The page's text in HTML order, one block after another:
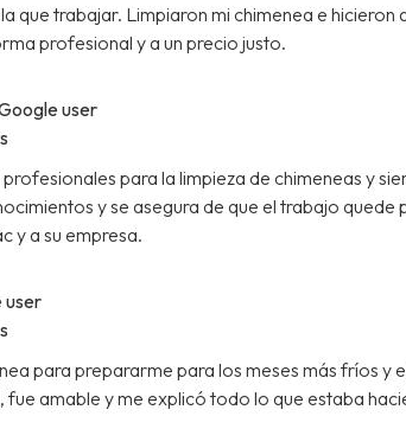
que trabajar. Limpiaron mi chimenea e hicieron
profesional y a un precio justo.
user
para la limpieza de chimeneas y
y se asegura de que el trabajo quede
y a su empresa.
user
para prepararme para los meses más fríos y
amable y me explicó todo lo que estaba